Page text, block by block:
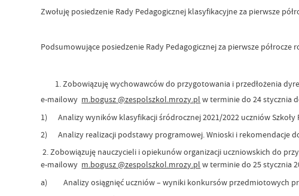
Zwołuję posiedzenie Rady Pedagogicznej klasyfikacyjne za pierwsze
Podsumowujące posiedzenie Rady Pedagogicznej za pierwsze
Zobowiązuję wychowawców do przygotowania i przedłożenia
e-mailowy m.bogusz @zespolszkol.mrozy.pl w terminie do 24 stycznia
1) Analizy wyników klasyfikacji śródrocznej 2021/2022 uczniów Szkoły
2) Analizy realizacji podstawy programowej. Wnioski i rekomendacje
2. Zobowiązuję nauczycieli i opiekunów organizacji uczniowskich do
e-mailowy m.bogusz @zespolszkol.mrozy.pl w terminie do 25 stycznia
a) Analizy osiągnięć uczniów – wyniki konkursów przedmiotowych